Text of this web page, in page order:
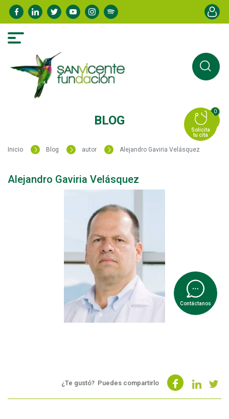
Pasar
al
Menú
BLOG
0
Inicio Blog autor Alejandro Gaviria Velásquez
Alejandro Gaviria Velásquez
¿Te gustó? Puedes compartirlo
Contáctanos
Solicita
tu cita